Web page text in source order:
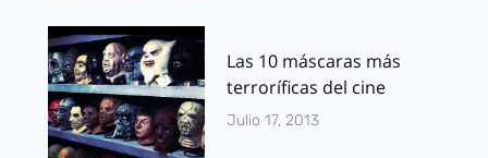
Las 10 máscaras más
terroríficas del cine
Julio 17, 2013